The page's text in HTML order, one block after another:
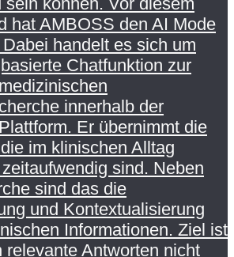
hat AMBOSS den AI Mode
handelt es sich um
Chatfunktion zur
innerhalb der
Er übernimmt die
im klinischen Alltag
sind. Neben
sind das die
und Kontextualisierung
Informationen. Ziel ist
relevante Antworten nicht